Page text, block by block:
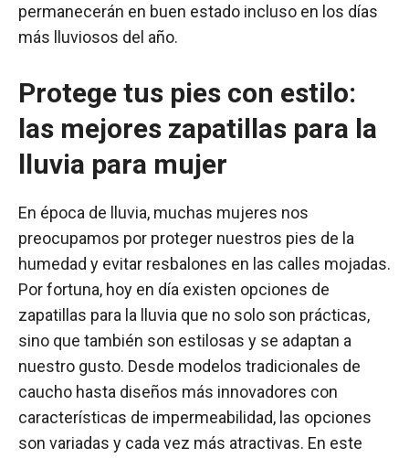
permanecerán en buen estado incluso en los días
más lluviosos del año.
Protege tus pies con estilo:
las mejores zapatillas para la
lluvia para mujer
En época de lluvia, muchas mujeres nos
preocupamos por proteger nuestros pies de la
humedad y evitar resbalones en las calles mojadas.
Por fortuna, hoy en día existen opciones de
zapatillas para la lluvia que no solo son prácticas,
sino que también son estilosas y se adaptan a
nuestro gusto. Desde modelos tradicionales de
caucho hasta diseños más innovadores con
características de impermeabilidad, las opciones
son variadas y cada vez más atractivas. En este